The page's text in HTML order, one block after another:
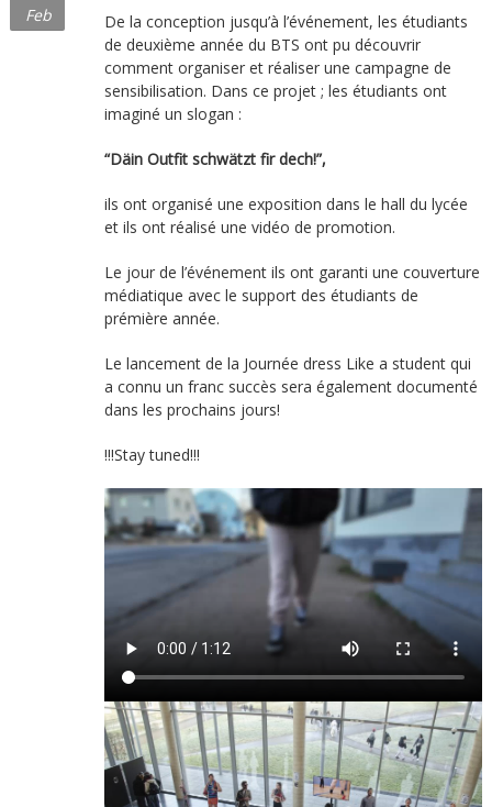
Feb
De la conception jusqu’à l’événement, les étudiants
de deuxième année du BTS ont pu découvrir
comment organiser et réaliser une campagne de
sensibilisation. Dans ce projet ; les étudiants ont
imaginé un slogan :
“Däin Outfit schwätzt fir dech!”,
ils ont organisé une exposition dans le hall du lycée
et ils ont réalisé une vidéo de promotion.
Le jour de l’événement ils ont garanti une couverture
médiatique avec le support des étudiants de
prémière année.
Le lancement de la Journée dress Like a student qui
a connu un franc succès sera également documenté
dans les prochains jours!
!!!Stay tuned!!!